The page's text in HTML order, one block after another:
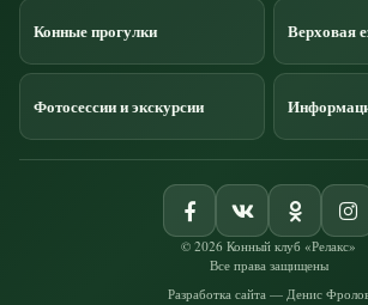
Конные прогулки Верховая
Фотосессии и экскурсии
© 2026 Конный клуб «Релакс»
Все права защищены
Разработка сайта — Денис